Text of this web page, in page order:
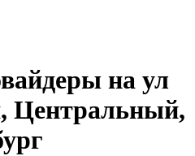
на ул
Центральный,